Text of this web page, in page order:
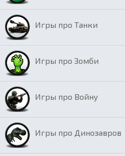
Игры про Танки
Игры про Зомби
Игры про Войну
Игры про Динозавров